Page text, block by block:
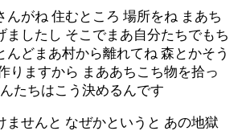
んがね 住むところ 場所をね まあち
ましたし そこでまあ自分たちでもち
んどまあ村から離れてね 森とかそう
りますから まああちこち物を拾っ
たちはこう決めるんです
ませんと なぜかというと あの地獄